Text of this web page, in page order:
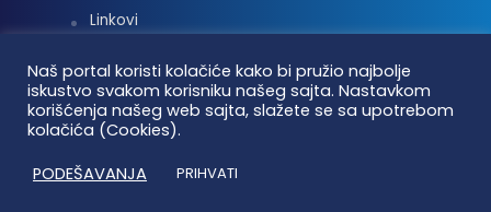
Linkovi
Vaterpolo vesti © 2026. Sva prava zadržana.
Naš portal koristi kolačiće kako bi pružio najbolje
iskustvo svakom korisniku našeg sajta. Nastavkom
korišćenja našeg web sajta, slažete se sa upotrebom
kolačića (Cookies).
PODEŠAVANJA
PRIHVATI